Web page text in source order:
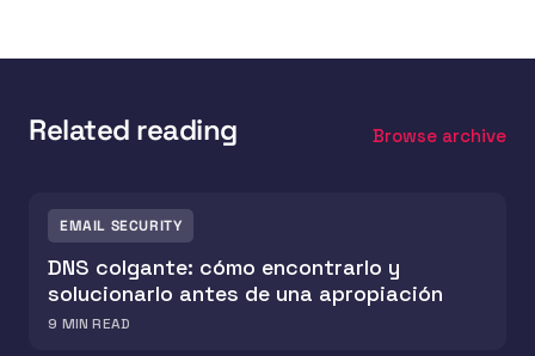
Related reading Browse archive
EMAIL SECURITY
DNS colgante: cómo encontrarlo y
solucionarlo antes de una apropiación
9 MIN READ